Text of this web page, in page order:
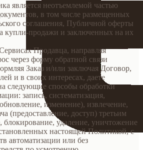
является неотъемлемой частью
в том числе размещенных
соглашения, Публичной оферты
купли-продажи и заключенных на их
Продавца, направляя
через форму обратной связи
Заказ и/или заключая Договор,
и в своих интересах, даете
следующие способы обработки
запись, систематизация,
изменение), извлечение,
(предоставление, доступ) третьим
блокирование, удаление, уничтожение
настоящей Политикой, с
автоматизации или без